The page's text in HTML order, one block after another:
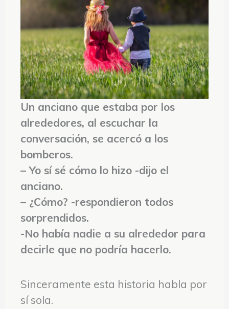
Un anciano que estaba por los
alrededores, al escuchar la
conversación, se acercó a los
bomberos.
– Yo sí sé cómo lo hizo -dijo el
anciano.
– ¿Cómo? -respondieron todos
sorprendidos.
-No había nadie a su alrededor para
decirle que no podría hacerlo.
Sinceramente esta historia habla por
sí sola.